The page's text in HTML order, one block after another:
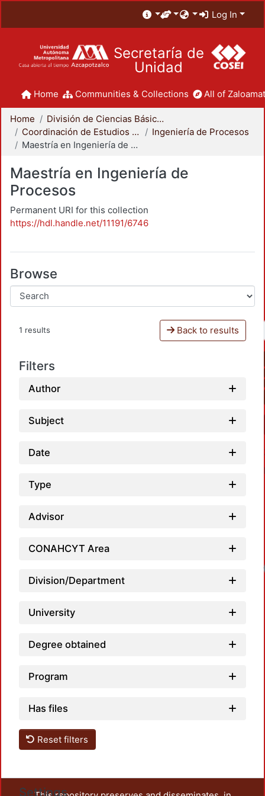
Log In
Secretaría de
Unidad
Home Communities & Collections All of
Home
División de Ciencias Básicas e Ingeniería
Coordinación de Estudios de Posgrado - CBI
Ingeniería de Procesos
Maestría en Ingeniería de Procesos
Maestría en Ingeniería de
Procesos
Permanent URI for this collection
https://hdl.handle.net/11191/6746
Browse
1 results Back to results
Filters
Author
Subject
Date
Type
Advisor
CONAHCYT Area
Division/Department
University
Degree obtained
Program
Has files
Reset filters
Settings